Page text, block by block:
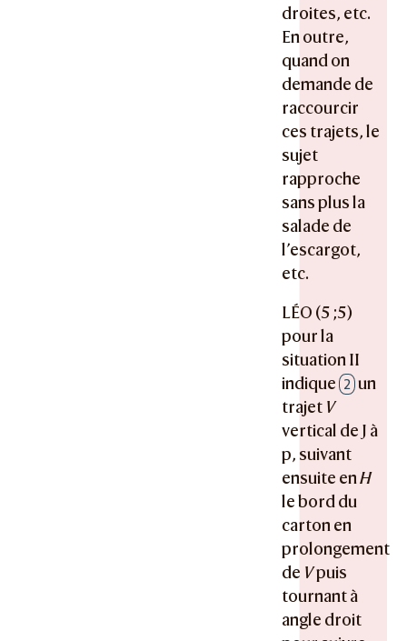
droites, etc.
En outre,
quand on
demande de
raccourcir
ces trajets, le
sujet
rapproche
sans plus la
salade de
l’escargot,
etc.
LÉO (5 ;5)
pour la
situation II
indique 2 un
trajet V
vertical de J à
p, suivant
ensuite enH
le bord du
carton en
prolongement
de Vpuis
tournant à
angle droit